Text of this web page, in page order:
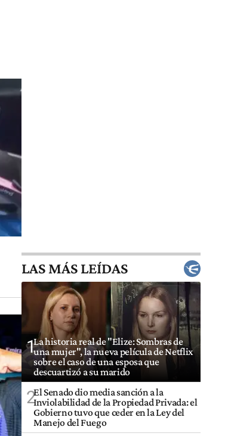
LAS MÁS LEÍDAS
1La historia real de "Elize: Sombras de
una mujer", la nueva película de Netflix
sobre el caso de una esposa que
descuartizó a su marido
2El Senado dio media sanción a la
Inviolabilidad de la Propiedad Privada: el
Gobierno tuvo que ceder en la Ley del
Manejo del Fuego